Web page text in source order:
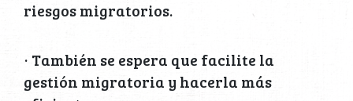
riesgos migratorios.
· También se espera que facilite la
gestión migratoria y hacerla más